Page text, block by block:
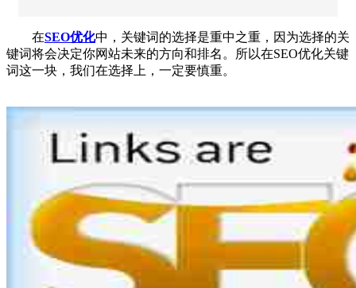
在SEO优化中，关键词的选择是重中之重，因为选择的关
键词将会决定你网站未来的方向和排名。所以在SEO优化关键
词这一块，我们在选择上，一定要慎重。